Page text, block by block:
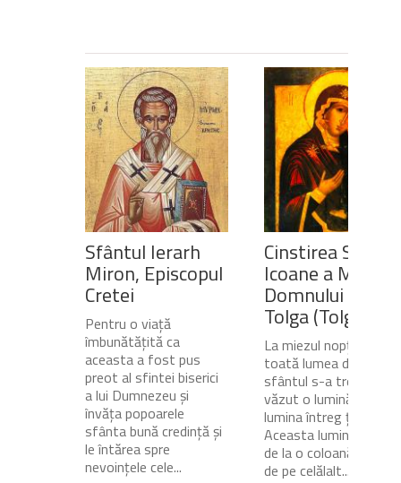
Sfântul Ierarh
Miron, Episcopul
Cretei
Pentru o viață
îmbunătățită ca
aceasta a fost pus
preot al sfintei biserici
a lui Dumnezeu și
învăța popoarele
sfânta bună credință și
le întărea spre
nevoințele cele...
Cinstirea Sfintei
Icoane a Maicii
Domnului de pe
Tolga (Tolgska)
La miezul nopții, când
toată lumea dormea,
sfântul s-a trezit și a
văzut o lumină care
lumina întreg ținutul.
Aceasta lumină venea
de la o coloană de foc
de pe celălalt...